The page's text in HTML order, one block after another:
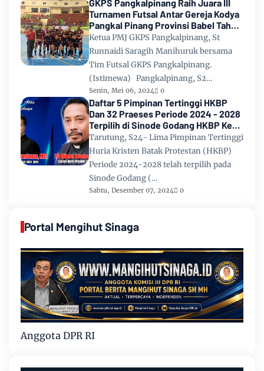
GKPS Pangkalpinang Raih Juara III
Turnamen Futsal Antar Gereja Kodya
Pangkal Pinang Provinsi Babel Tahun
2024
Ketua PMJ GKPS Pangkalpinang, St
Runnaidi Saragih Manihuruk bersama
Tim Futsal GKPS Pangkalpinang.
(Istimewa) Pangkalpinang, S2…
Senin, Mei 06, 2024 0
Daftar 5 Pimpinan Tertinggi HKBP
Dan 32 Praeses Periode 2024 - 2028
Terpilih di Sinode Godang HKBP Ke
67 Tahun 2024
Tarutung, S24- Lima Pimpinan Tertinggi
Huria Kristen Batak Protestan (HKBP)
Periode 2024-2028 telah terpilih pada
Sinode Godang (…
Sabtu, Desember 07, 2024 0
Portal Mengihut Sinaga
Anggota DPR RI